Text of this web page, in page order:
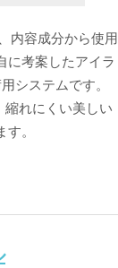
内容成分から使用
に考案したアイラ
システムです。
れにくい美しい
。